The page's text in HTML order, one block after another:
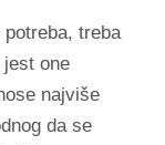
treba
one
najviše
da se